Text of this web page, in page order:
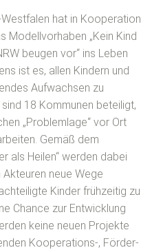
hat in Kooperation
Modellvorhaben „Kein Kind
beugen vor“ ins Leben
ist es, allen Kindern und
Aufwachsen zu
18 Kommunen beteiligt,
„Problemlage“ vor Ort
Gemäß dem
als Heilen“ werden dabei
neue Wege
Kinder frühzeitig zu
Chance zur Entwicklung
keine neuen Projekte
Kooperations-, Förder-